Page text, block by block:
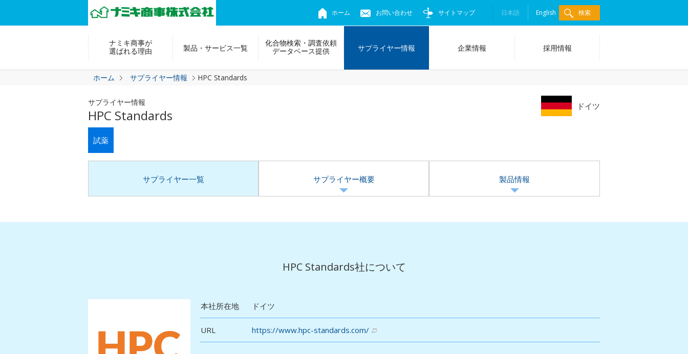
ホーム お問い合わせ サイトマップ 日本語 English 検索
ナミキ商事が
選ばれる理由
製品・サービス一覧
化合物検索・調査依頼
データベース提供
サプライヤー情報 企業情報 採用情報
ホーム サプライヤー情報 HPC Standards
サプライヤー情報
HPC Standards
ドイツ
試薬
サプライヤー一覧 サプライヤー概要 製品情報
HPC Standards社について
本社所在地 ドイツ
URL https://www.hpc-standards.com/